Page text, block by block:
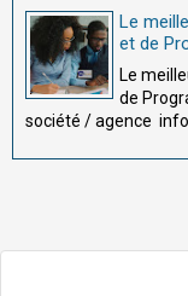
Le
et de
Le
de
société / agence